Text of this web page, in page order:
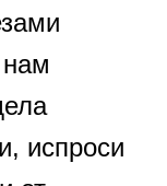
испроси